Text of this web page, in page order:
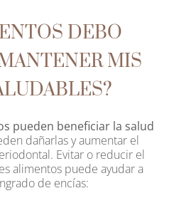
DEBO
MIS
pueden beneficiar la salud
dañarlas y aumentar el
Evitar o reducir el
alimentos puede ayudar a
de encías: